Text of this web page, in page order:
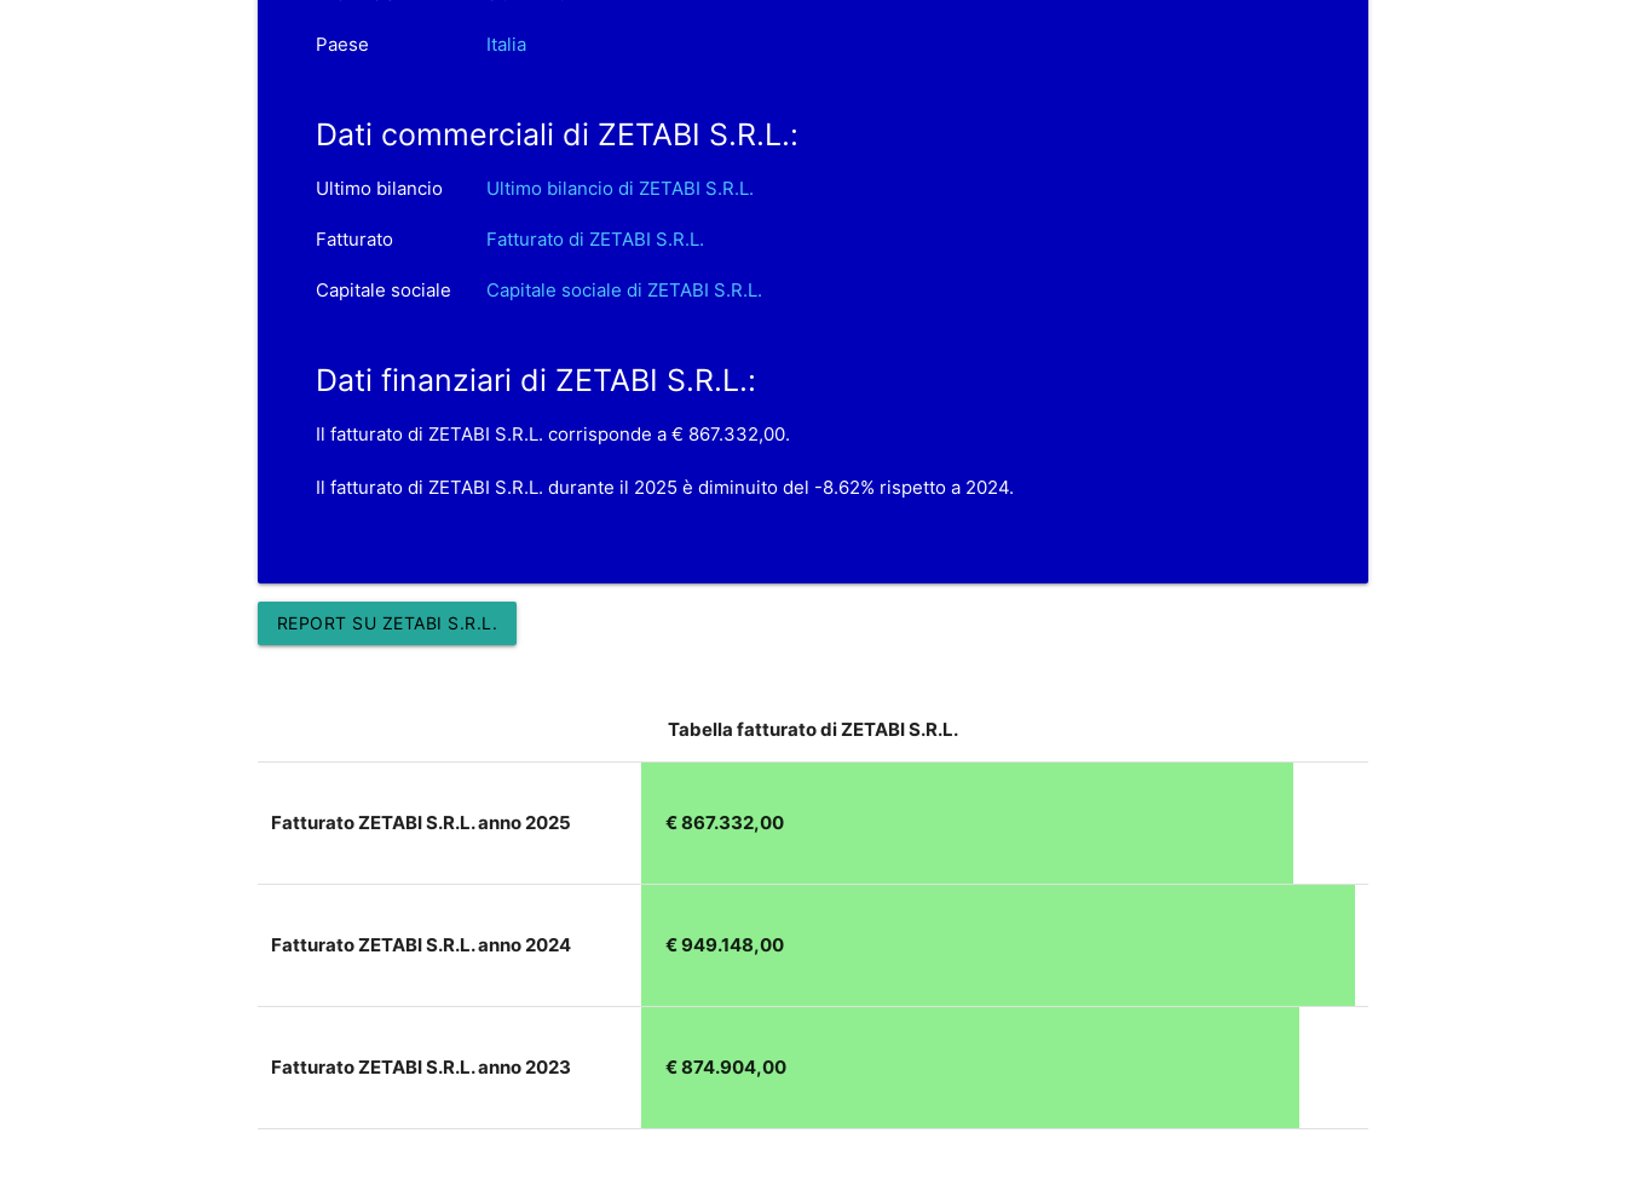
Paese Italia
Dati commerciali di ZETABI S.R.L.:
Ultimo bilancio Ultimo bilancio di ZETABI S.R.L.
Fatturato Fatturato di ZETABI S.R.L.
Capitale sociale Capitale sociale di ZETABI S.R.L.
Dati finanziari di ZETABI S.R.L.:
Il fatturato di ZETABI S.R.L. corrisponde a € 867.332,00.
Il fatturato di ZETABI S.R.L. durante il 2025 è diminuito del -8.62% rispetto a 2024.
REPORT SU ZETABI S.R.L.
Tabella fatturato di ZETABI S.R.L.
Fatturato ZETABI S.R.L. anno 2025 € 867.332,00
Fatturato ZETABI S.R.L. anno 2024 € 949.148,00
Fatturato ZETABI S.R.L. anno 2023 € 874.904,00